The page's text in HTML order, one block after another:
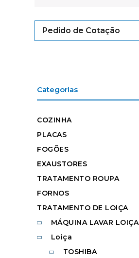
Pedido de Cotação
Categorias
COZINHA
PLACAS
FOGÕES
EXAUSTORES
TRATAMENTO ROUPA
FORNOS
TRATAMENTO DE LOIÇA
MÁQUINA LAVAR LOIÇA
Loiça
TOSHIBA